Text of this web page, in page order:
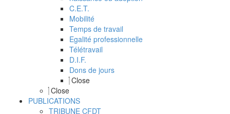
C.E.T.
Mobilité
Temps de travail
Egalité professionnelle
Télétravail
D.I.F.
Dons de jours
Close
Close
PUBLICATIONS
TRIBUNE CFDT